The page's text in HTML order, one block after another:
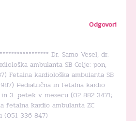
Odgovori
Dr. Samo Vesel, dr.
ambulanta SB Celje: pon,
Fetalna kardiološka ambulanta SB
Pediatrična in fetalna kardio
in 3. petek v mesecu (02 882 3471;
fetalna kardio ambulanta ZC
(051 336 847)